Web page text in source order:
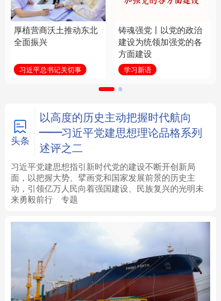
文化 书画
访谈 视频 图片 政务
学术中国 乡村振兴 银龄 溯源中国
城市 旅游 能源 会展
彩票 娱乐 时尚 悦读
公益 一带一路 亚太网 上市公司
地方频道
北京 天津 河北 山西
厚植营商沃土推动东北
全面振兴
习近平总书记关切事
铸魂强党丨以党的政治
建设为统领加强党的各
方面建设
学习新语
头条
以高度的历史主动把握时代航向
——习近平党建思想理论品格系列
述评之二
习近平党建思想指引新时代党的建设不断开创新局
面，以把握大势、擘画党和国家发展前景的历史主
动，引领亿万人民向着强国建设、民族复兴的光明未
来勇毅前行
专题